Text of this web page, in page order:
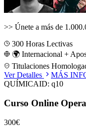
>> Únete a más de
300 Horas Lectivas
🌍 Internacional +
Titulaciones
Ver Detalles
MÁS
QUÍMICAID: q10
Curso Online
300€